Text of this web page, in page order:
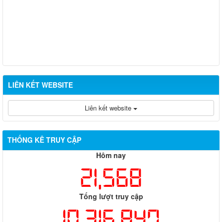
LIÊN KẾT WEBSITE
Liên kết website
THỐNG KÊ TRUY CẬP
Hôm nay
21,568
Tổng lượt truy cập